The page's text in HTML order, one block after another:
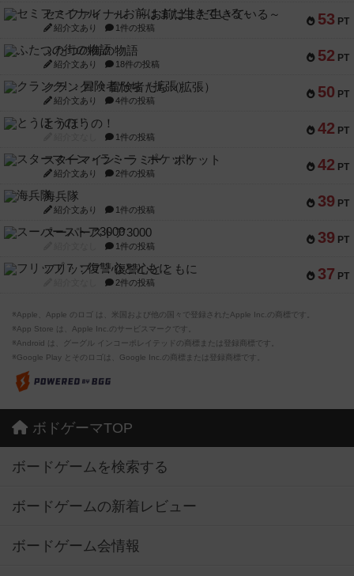
53 PT
セミファイナル ～お前はまだ生きている～
紹介文あり 1件の投稿
52 PT
ふたつの街の物語
紹介文あり 18件の投稿
50 PT
クランク! ：冒険者たち（拡張）
紹介文あり 4件の投稿
42 PT
とうほうの！
1件の投稿
42 PT
スターマイン・ラミー ポケット
紹介文あり 2件の投稿
39 PT
海兵隊
紹介文あり 1件の投稿
39 PT
スーパーストア3000
1件の投稿
37 PT
フリップ７：復讐心とともに
2件の投稿
※Apple、Apple のロゴ は、米国および他の国々で登録されたApple Inc.の商標です。
※App Store は、Apple Inc.のサービスマークです。
※Android は、グーグル インコーポレイテッドの商標または登録商標です。
※Google Play とそのロゴは、Google Inc.の商標または登録商標です。
ボドゲーマTOP
ボードゲームを検索する
ボードゲームの新着レビュー
ボードゲーム会情報